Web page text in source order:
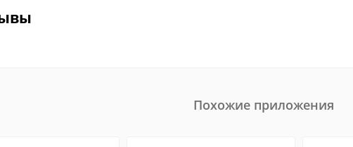
Похожие приложения